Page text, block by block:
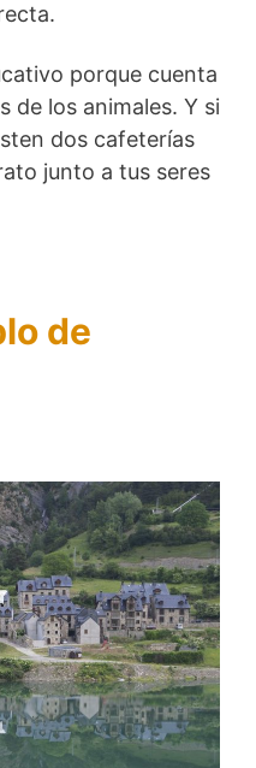
porque cuenta
de los animales. Y si
dos cafeterías
junto a tus seres
de